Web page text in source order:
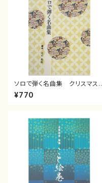
ソロで弾く名曲集 クリスマス・
イブ／恋人がサンタクロース(
箏独奏 /大平光美 編曲/楽
¥770